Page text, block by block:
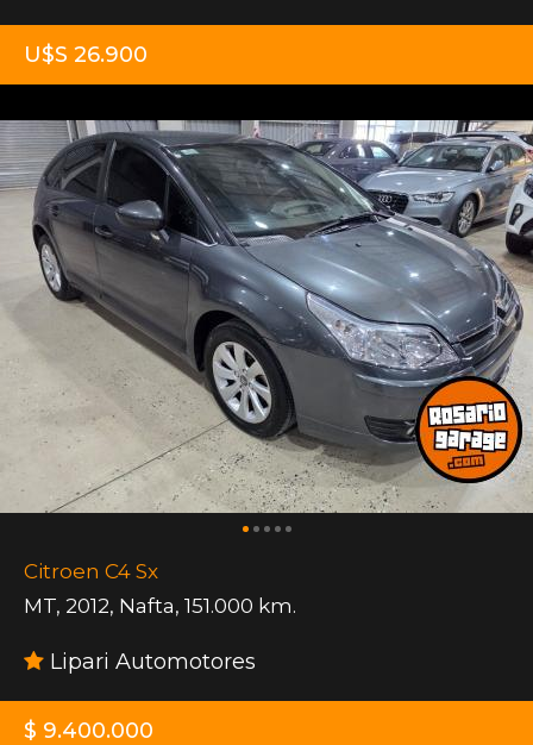
U$S 26.900
Citroen C4 Sx
MT, 2012, Nafta, 151.000 km.
Lipari Automotores
$ 9.400.000